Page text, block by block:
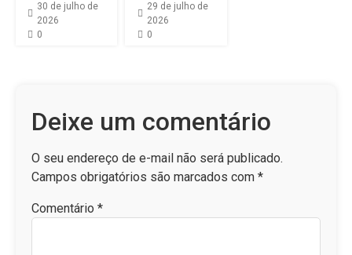
30 de julho de
2026
0
29 de julho de
2026
0
Deixe um comentário
O seu endereço de e-mail não será publicado.
Campos obrigatórios são marcados com *
Comentário *